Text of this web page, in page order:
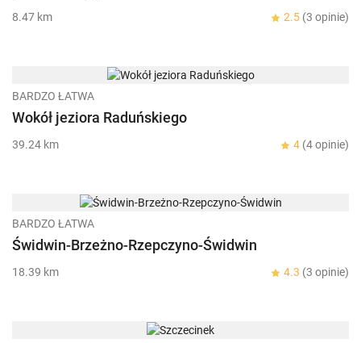
8.47 km 2.5 (3 opinie)
BARDZO ŁATWA
Wokół jeziora Raduńskiego
39.24 km 4 (4 opinie)
BARDZO ŁATWA
Świdwin-Brzeżno-Rzepczyno-Świdwin
18.39 km 4.3 (3 opinie)